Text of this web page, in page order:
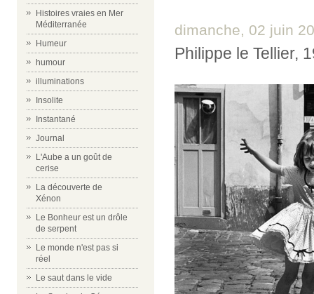
Histoires vraies en Mer
Méditerranée
Humeur
humour
illuminations
Insolite
Instantané
Journal
L'Aube a un goût de
cerise
La découverte de
Xénon
Le Bonheur est un drôle
de serpent
Le monde n'est pas si
réel
Le saut dans le vide
dimanche, 02 juin
Philippe le Tellier,